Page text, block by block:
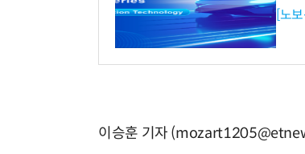
[노
이승훈 기자